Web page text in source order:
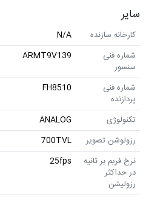
N/A
ARMT9V139
FH8510
تصویر
700TVL
بر ثانیه
25fps